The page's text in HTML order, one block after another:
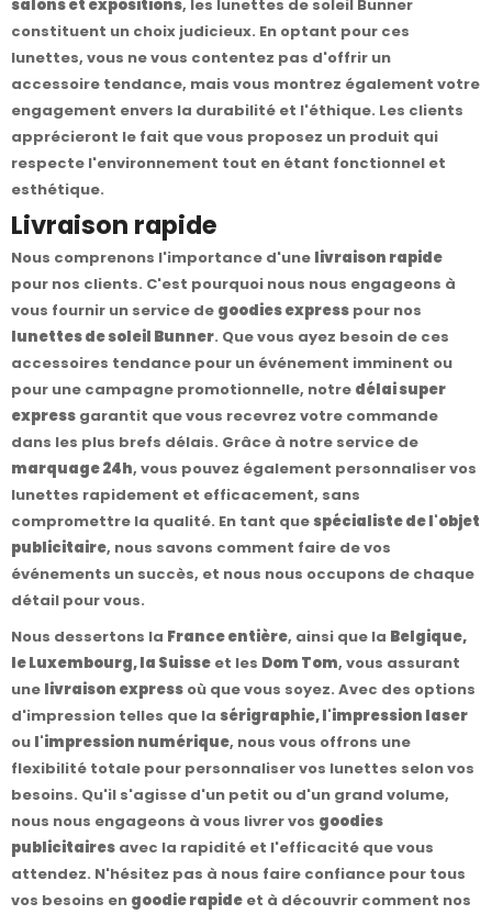
salons et expositions, les lunettes de soleil Bunner
constituent un choix judicieux. En optant pour ces
lunettes, vous ne vous contentez pas d'offrir un
accessoire tendance, mais vous montrez également votre
engagement envers la durabilité et l'éthique. Les clients
apprécieront le fait que vous proposez un produit qui
respecte l'environnement tout en étant fonctionnel et
esthétique.
Livraison rapide
Nous comprenons l'importance d'une livraison rapide
pour nos clients. C'est pourquoi nous nous engageons à
vous fournir un service de goodies express pour nos
lunettes de soleil Bunner. Que vous ayez besoin de ces
accessoires tendance pour un événement imminent ou
pour une campagne promotionnelle, notre délai super
express garantit que vous recevrez votre commande
dans les plus brefs délais. Grâce à notre service de
marquage 24h, vous pouvez également personnaliser vos
lunettes rapidement et efficacement, sans
compromettre la qualité. En tant quespécialiste de l'objet
publicitaire, nous savons comment faire de vos
événements un succès, et nous nous occupons de chaque
détail pour vous.
Nous dessertons la France entière, ainsi que la Belgique,
le Luxembourg, la Suisse et les Dom Tom, vous assurant
une livraison express où que vous soyez. Avec des options
d'impression telles que la sérigraphie, l'impression laser
ou l'impression numérique, nous vous offrons une
flexibilité totale pour personnaliser vos lunettes selon vos
besoins. Qu'il s'agisse d'un petit ou d'un grand volume,
nous nous engageons à vous livrer vos goodies
publicitaires avec la rapidité et l'efficacité que vous
attendez. N'hésitez pas à nous faire confiance pour tous
vos besoins en goodie rapide et à découvrir comment nos